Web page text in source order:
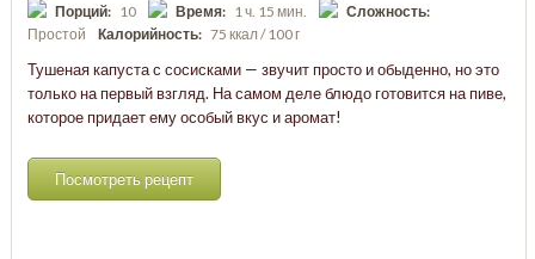
Порций: 10 Время: 1 ч. 15 мин.
Сложность:
Простой
Калорийность: 75 ккал / 100 г
Тушеная капуста с сосисками — звучит просто и обыденно, но это
только на первый взгляд. На самом деле блюдо готовится на пиве,
которое придает ему особый вкус и аромат!
Посмотреть рецепт